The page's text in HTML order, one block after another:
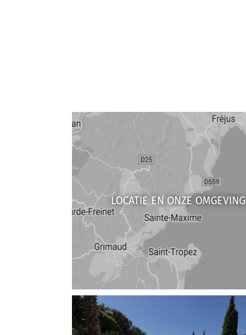
LOCATIE EN ONZE OMGEVING